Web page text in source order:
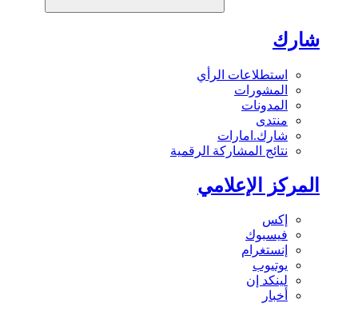
شارك
استطلاعات الرأي
المشورات
المدونات
منتدى
شارك.امارات
نتائج المشاركة الرقمية
المركز الإعلامي
إكس
فيسبوك
إنستغرام
يوتيوب
لينكد إن
أخبار